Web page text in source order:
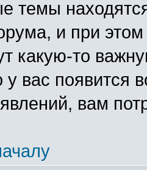
темы
и при
какую-то
у вас появится
вам